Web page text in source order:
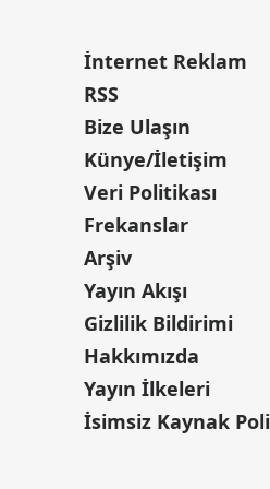
İnternet Reklam
RSS
Bize Ulaşın
Künye/İletişim
Veri Politikası
Frekanslar
Arşiv
Yayın Akışı
Gizlilik Bildirimi
Hakkımızda
Yayın İlkeleri